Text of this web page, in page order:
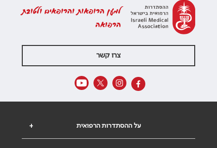
למען הרופאות והרופאים ולטובת
הרפואה
צרו קשר
+ על ההסתדרות הרפואית